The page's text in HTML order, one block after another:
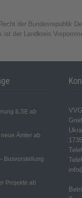
der Bundesrepublik
ist der Landkreis
ILSE ab
neue Ämter ab
Busvorstellung
Projekte ab